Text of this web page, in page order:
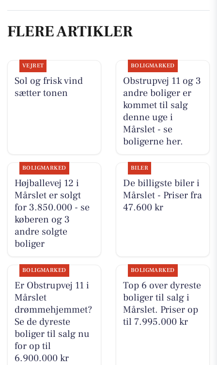
FLERE ARTIKLER
VEJRET
Sol og frisk vind
sætter tonen
BOLIGMARKED
Obstrupvej 11 og 3
andre boliger er
kommet til salg
denne uge i
Mårslet - se
boligerne her.
BOLIGMARKED
Højballevej 12 i
Mårslet er solgt
for 3.850.000 - se
køberen og 3
andre solgte
boliger
BILER
De billigste biler i
Mårslet - Priser fra
47.600 kr
BOLIGMARKED
Er Obstrupvej 11 i
Mårslet
drømmehjemmet?
Se de dyreste
boliger til salg nu
for op til
6.900.000 kr
BOLIGMARKED
Top 6 over dyreste
boliger til salg i
Mårslet. Priser op
til 7.995.000 kr